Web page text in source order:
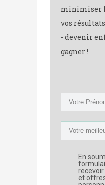
minimiser
vos résultats.
- devenir
gagner !
En
et